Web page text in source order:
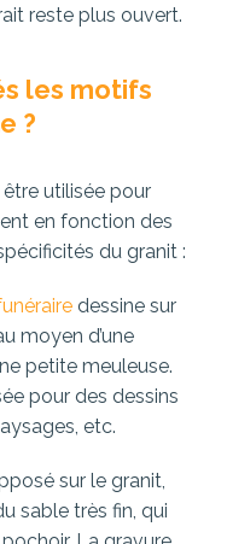
reste plus ouvert.
les motifs
?
utilisée pour
en fonction des
du granit :
dessine sur
moyen d’une
petite meuleuse.
pour des dessins
etc.
sur le granit,
sable très fin, qui